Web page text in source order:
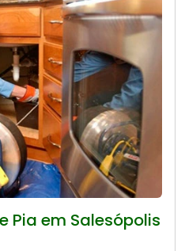
Pia em Salesópolis